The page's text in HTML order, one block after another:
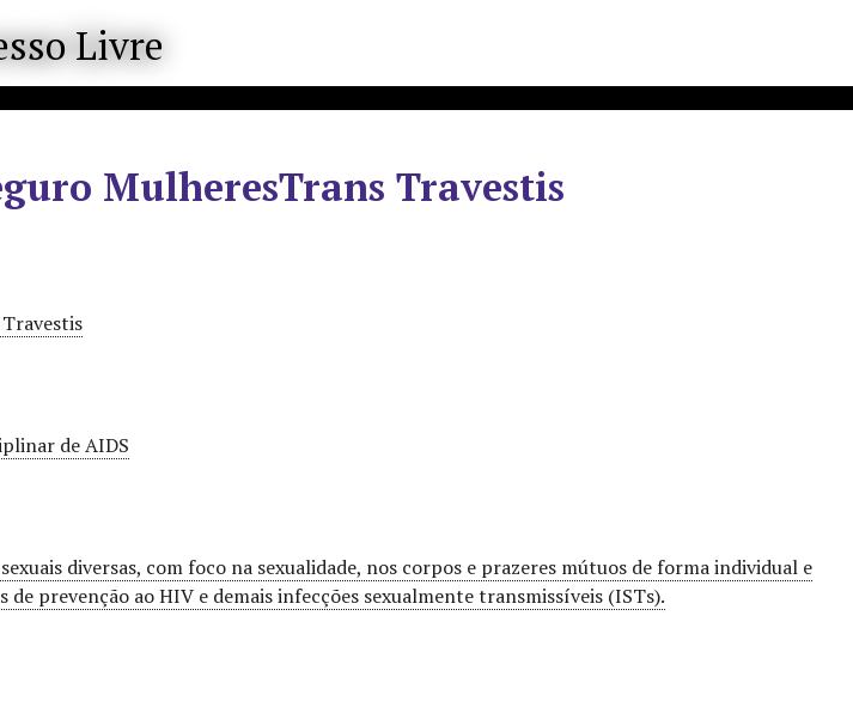
MulheresTrans Travestis
de AIDS
diversas, com foco na sexualidade, nos corpos e prazeres mútuos de forma individual e
prevenção ao HIV e demais infecções sexualmente transmissíveis (ISTs).